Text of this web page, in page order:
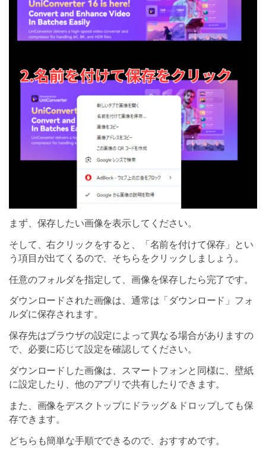
まず、保存したい画像を表示してください。
そして、右クリックをすると、「名前を付けて保存」とい
う項目が出てくるので、そちらをクリックしましょう。
任意のフォルダを指定して、画像を保存したら完了です。
ダウンロードされた画像は、通常は「ダウンロード」フォ
ルダに保存されます。
保存先はブラウザの設定によって異なる場合がありますの
で、必要に応じて設定を確認してください。
ダウンロードした画像は、スマートフォンと同様に、壁紙
に設定したり、他のアプリで共有したりできます。
また、画像をデスクトップにドラッグ＆ドロップしても保
存できます。
どちらも簡単な手順でできるので、おすすめです。